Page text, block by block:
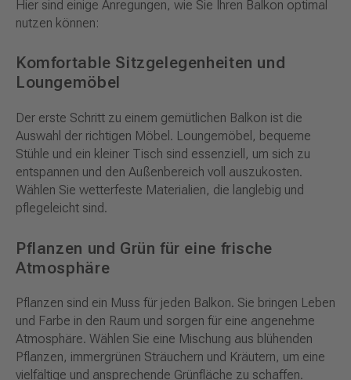
Hier sind einige Anregungen, wie Sie Ihren Balkon optimal
nutzen können:
Komfortable Sitzgelegenheiten und
Loungemöbel
Der erste Schritt zu einem gemütlichen Balkon ist die
Auswahl der richtigen Möbel. Loungemöbel, bequeme
Stühle und ein kleiner Tisch sind essenziell, um sich zu
entspannen und den Außenbereich voll auszukosten.
Wählen Sie wetterfeste Materialien, die langlebig und
pflegeleicht sind.
Pflanzen und Grün für eine frische
Atmosphäre
Pflanzen sind ein Muss für jeden Balkon. Sie bringen Leben
und Farbe in den Raum und sorgen für eine angenehme
Atmosphäre. Wählen Sie eine Mischung aus blühenden
Pflanzen, immergrünen Sträuchern und Kräutern, um eine
vielfältige und ansprechende Grünfläche zu schaffen.